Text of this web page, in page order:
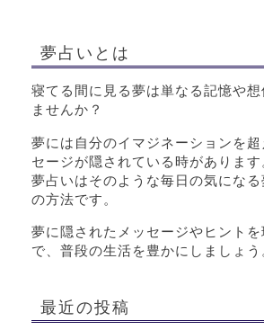
夢占いとは
寝てる間に見る夢は単なる記憶や
ませんか？
夢には自分のイマジネーションを
セージが隠されている時があります
夢占いはそのような毎日の気にな
の方法です。
夢に隠されたメッセージやヒントを
で、普段の生活を豊かにしましょう
最近の投稿